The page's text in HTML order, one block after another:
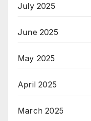
July 2025
June 2025
May 2025
April 2025
March 2025